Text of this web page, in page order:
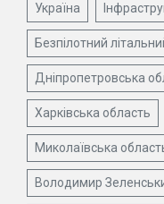
Україна
Безпілотний
Дніпропетровська
Харківська область
Миколаївська
Володимир